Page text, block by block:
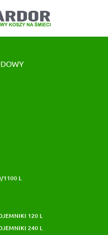
1100 L
120 L
240 L